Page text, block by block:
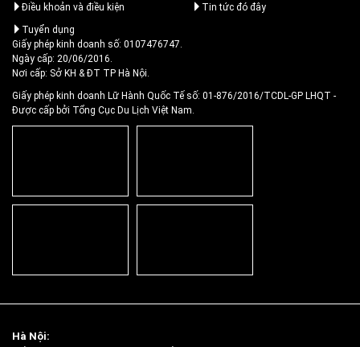
Điều khoản và điều kiện
Tin tức đó đây
Tuyển dụng
Giấy phép kinh doanh số: 0107476747.
Ngày cấp: 20/06/2016.
Nơi cấp: Sở KH & ĐT TP Hà Nội.
Giấy phép kinh doanh Lữ Hành Quốc Tế số: 01-876/2016/TCDL-GP LHQT -
Được cấp bởi Tổng Cục Du Lịch Việt Nam.
Hà Nội: